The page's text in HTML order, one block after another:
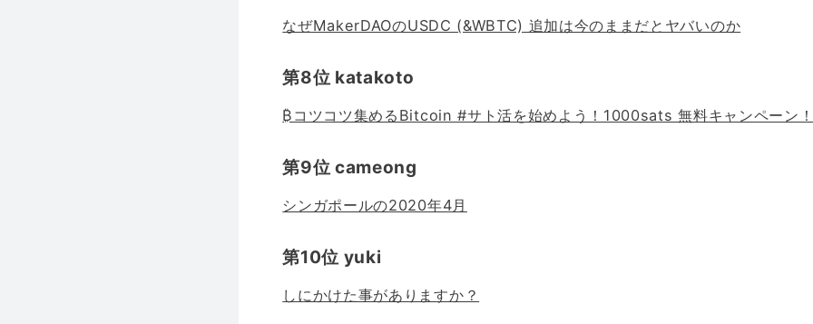
なぜMakerDAOのUSDC (&WBTC) 追加は今のままだとヤバいのか
第8位 katakoto
₿コツコツ集めるBitcoin #サト活を始めよう！1000sats 無料キャンペーン
第9位 cameong
シンガポールの2020年4月
第10位 yuki
しにかけた事がありますか？